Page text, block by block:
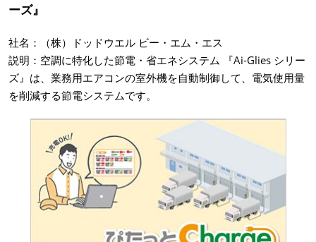
ーズ』
社名：（株）ドッドウエル ビー・エム・エス
説明：空調に特化した節電・省エネシステム 『Ai-Glies シリー
ズ』は、業務用エアコンの室外機を自動制御して、電気使用量
を削減する節電システムです。